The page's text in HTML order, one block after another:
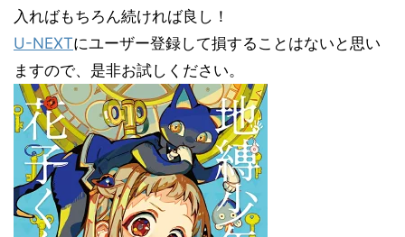
入ればもちろん続ければ良し！
U-NEXTにユーザー登録して損することはないと思い
ますので、是非お試しください。